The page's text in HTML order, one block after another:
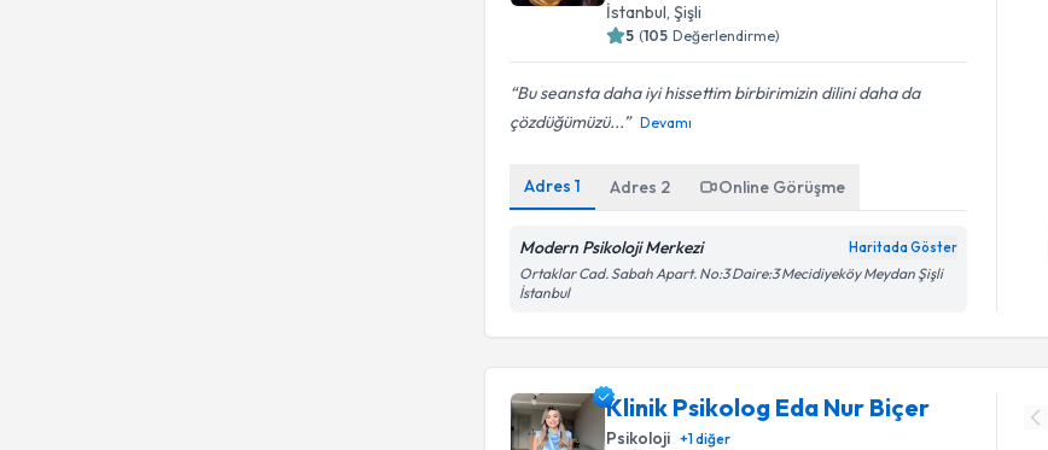
İstanbul, Şişli
5 (105 Değerlendirme)
Bu seansta daha iyi hissettim birbirimizin dilini daha da
çözdüğümüzü...
Devamı
Adres1 Adres 2 Online Görüşme
Modern Psikoloji Merkezi Haritada Göster
Ortaklar Cad. Sabah Apart. No:3 Daire:3 Mecidiyeköy Meydan Şişli
İstanbul
Klinik Psikolog Eda Nur Biçer
Psikoloji +1diğer